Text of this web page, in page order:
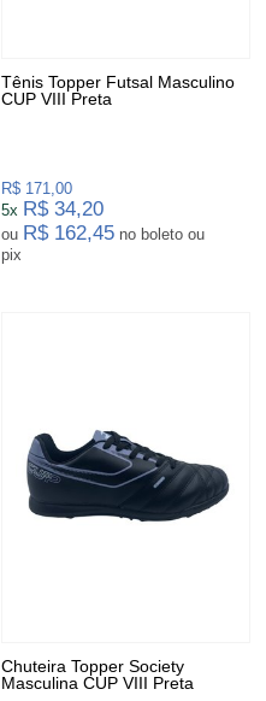
Tênis Topper Futsal Masculino
CUP VIII Preta
R$ 171,00
5x R$ 34,20
ou R$ 162,45 no boleto ou
pix
Chuteira Topper Society
Masculina CUP VIII Preta